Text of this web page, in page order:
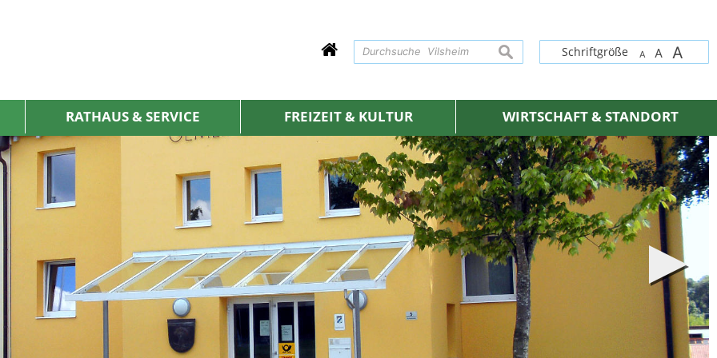
Schriftgröße A A A
suchen
RATHAUS & SERVICE FREIZEIT & KULTUR WIRTSCHAFT & STANDORT